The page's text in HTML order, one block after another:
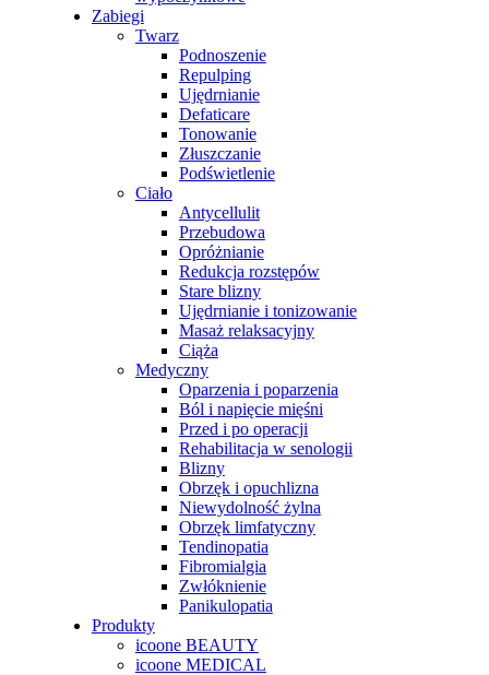
Zabiegi
Twarz
Podnoszenie
Repulping
Ujędrnianie
Defaticare
Tonowanie
Złuszczanie
Podświetlenie
Ciało
Antycellulit
Przebudowa
Opróżnianie
Redukcja rozstępów
Stare blizny
Ujędrnianie i tonizowanie
Masaż relaksacyjny
Ciąża
Medyczny
Oparzenia i poparzenia
Ból i napięcie mięśni
Przed i po operacji
Rehabilitacja w senologii
Blizny
Obrzęk i opuchlizna
Niewydolność żylna
Obrzęk limfatyczny
Tendinopatia
Fibromialgia
Zwłóknienie
Panikulopatia
Produkty
icoone BEAUTY
icoone MEDICAL